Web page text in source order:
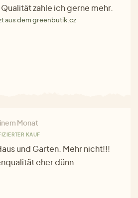
zahle ich gerne mehr.
aus dem greenbutik.cz
Monat
KAUF
und Garten. Mehr nicht!!!
eher dünn.